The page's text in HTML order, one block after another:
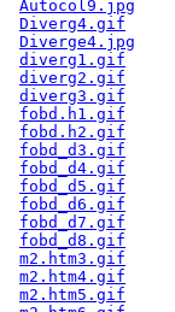
Autocol9.jpg
Diverg4.gif
Diverge4.jpg
diverg1.gif
diverg2.gif
diverg3.gif
fobd.h1.gif
fobd.h2.gif
fobd_d3.gif
fobd_d4.gif
fobd_d5.gif
fobd_d6.gif
fobd_d7.gif
fobd_d8.gif
m2.htm3.gif
m2.htm4.gif
m2.htm5.gif